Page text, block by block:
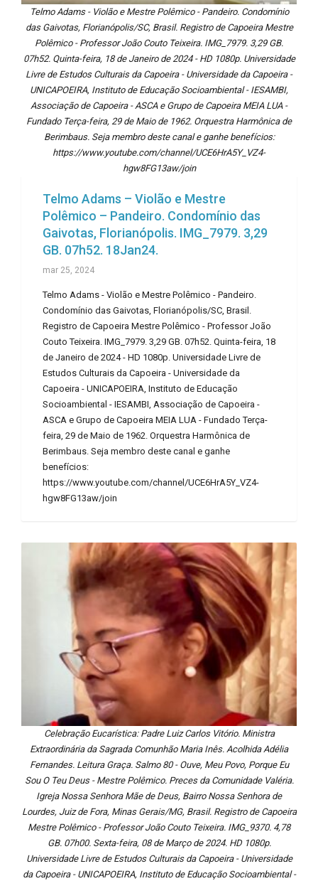
Telmo Adams - Violão e Mestre Polêmico - Pandeiro. Condomínio
das Gaivotas, Florianópolis/SC, Brasil. Registro de Capoeira Mestre
Polêmico - Professor João Couto Teixeira. IMG_7979. 3,29 GB.
07h52. Quinta-feira, 18 de Janeiro de 2024 - HD 1080p. Universidade
Livre de Estudos Culturais da Capoeira - Universidade da Capoeira -
UNICAPOEIRA, Instituto de Educação Socioambiental - IESAMBI,
Associação de Capoeira - ASCA e Grupo de Capoeira MEIA LUA -
Fundado Terça-feira, 29 de Maio de 1962. Orquestra Harmônica de
Berimbaus. Seja membro deste canal e ganhe benefícios:
https://www.youtube.com/channel/UCE6HrA5Y_VZ4-
hgw8FG13aw/join
Telmo Adams – Violão e Mestre
Polêmico – Pandeiro. Condomínio das
Gaivotas, Florianópolis. IMG_7979. 3,29
GB. 07h52. 18Jan24.
mar 25, 2024
Telmo Adams - Violão e Mestre Polêmico - Pandeiro.
Condomínio das Gaivotas, Florianópolis/SC, Brasil.
Registro de Capoeira Mestre Polêmico - Professor João
Couto Teixeira. IMG_7979. 3,29 GB. 07h52. Quinta-feira, 18
de Janeiro de 2024 - HD 1080p. Universidade Livre de
Estudos Culturais da Capoeira - Universidade da
Capoeira - UNICAPOEIRA, Instituto de Educação
Socioambiental - IESAMBI, Associação de Capoeira -
ASCA e Grupo de Capoeira MEIA LUA - Fundado Terça-
feira, 29 de Maio de 1962. Orquestra Harmônica de
Berimbaus. Seja membro deste canal e ganhe
benefícios:
https://www.youtube.com/channel/UCE6HrA5Y_VZ4-
hgw8FG13aw/join
Celebração Eucarística: Padre Luiz Carlos Vitório. Ministra
Extraordinária da Sagrada Comunhão Maria Inês. Acolhida Adélia
Fernandes. Leitura Graça. Salmo 80 - Ouve, Meu Povo, Porque Eu
Sou O Teu Deus - Mestre Polêmico. Preces da Comunidade Valéria.
Igreja Nossa Senhora Mãe de Deus, Bairro Nossa Senhora de
Lourdes, Juiz de Fora, Minas Gerais/MG, Brasil. Registro de Capoeira
Mestre Polêmico - Professor João Couto Teixeira. IMG_9370. 4,78
GB. 07h00. Sexta-feira, 08 de Março de 2024. HD 1080p.
Universidade Livre de Estudos Culturais da Capoeira - Universidade
da Capoeira - UNICAPOEIRA, Instituto de Educação Socioambiental -